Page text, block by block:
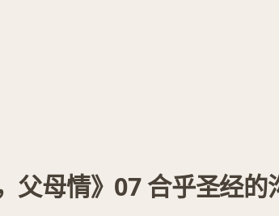
父母情》07 合乎圣经